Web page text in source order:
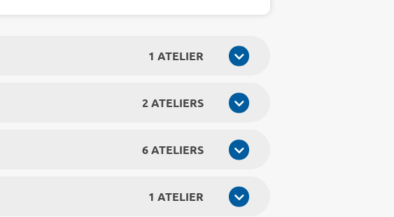
1 ATELIER
2 ATELIERS
6 ATELIERS
1 ATELIER